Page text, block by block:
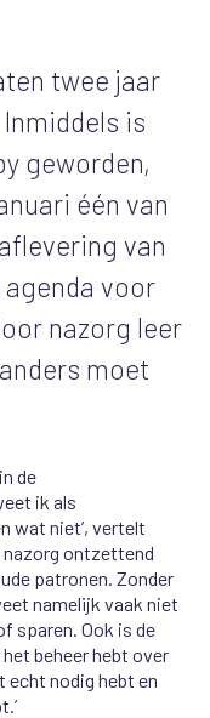
twee jaar
is
geworden,
één van
van
agenda voor
nazorg leer
moet
de
ik als
wat niet’, vertelt
nazorg ontzettend
patronen. Zonder
namelijk vaak niet
sparen. Ook is de
beheer hebt over
echt nodig hebt en